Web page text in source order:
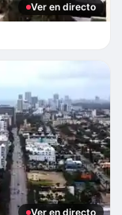
Ver en directo
Ver en directo